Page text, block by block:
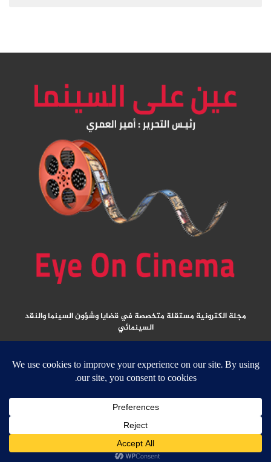
مجلة الكترونية مستقلة متخصصة في قضايا وشؤون السينما والنقد
السينمائي
جميع الحقوق محفوظة ولا يسمح بإعادة نشر أي مادة من المواد المنشورة في هذا
الموقع إلا بعد الحصول على تصريح مكتوب من الناشر/ رئيس التحرير
email:
@*********